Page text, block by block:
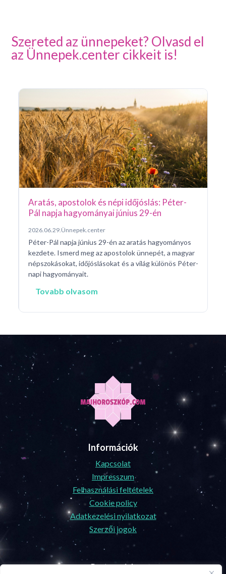
Szereted az ünnepeket? Olvasd el
az Ünnepek.center cikkeit is!
Aratás, apostolok és népi időjóslás: Péter-
Pál napja hagyományai június 29-én
2026.06.29. Ünnepek.center
Péter-Pál napja június 29-én az aratás hagyományos
kezdete. Ismerd meg az apostolok ünnepét, a magyar
népszokásokat, időjóslásokat és a világ különös Péter-
napi hagyományait.
Tovabb olvasom
Információk
Kapcsolat
Impresszum
Felhasználási feltételek
Cookie policy
Adatkezelési nyilatkozat
Szerzői jogok
Partnereink